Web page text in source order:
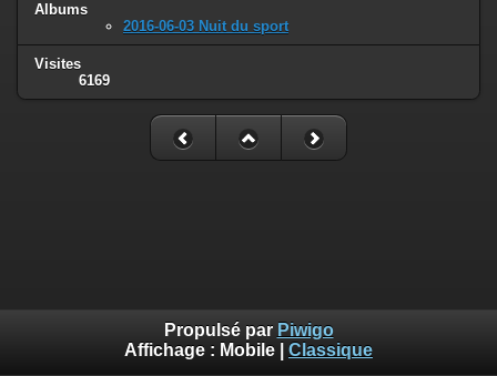
Albums
2016-06-03 Nuit du sport
Visites
6169
Propulsé par Piwigo
Affichage : Mobile Classique